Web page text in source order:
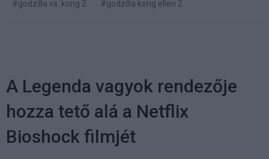
#godzilla vs. kong 2 #godzilla kong ellen 2
A Legenda vagyok rendezője
hozza tető alá a Netflix
Bioshock filmjét